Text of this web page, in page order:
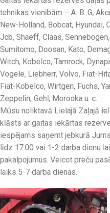
tehnikas vienībām – A. B. G,
New-Holland, Bobcat, Hyundai,
Jcb, Shaeff, Claas,
Sumitomo, Doosan, Kato,
Witch, Kobelco, Tamrock,
Vogele, Liebherr, Volvo, Fiat-
Fiat-Kobelco, Wirtgen, Fuchs,
Zeppelin, Gehl, Morooka u. c.
Mūsu noliktavā Lielajā Zaļajā
klāsts ar gaitas iekārtas
iespējams saņemt jebkurā
līdz 17:00 vai 1-2 darba dienu
pakalpojumus. Veicot preču
laiks 5-7 darba dienas.